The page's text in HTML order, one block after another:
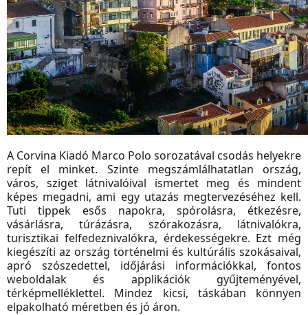
A Corvina Kiadó Marco Polo sorozatával csodás helyekre
repít el minket. Szinte megszámlálhatatlan ország,
város, sziget látnivalóival ismertet meg és mindent
képes megadni, ami egy utazás megtervezéséhez kell.
Tuti tippek esős napokra, spórolásra, étkezésre,
vásárlásra, túrázásra, szórakozásra, látnivalókra,
turisztikai felfedeznivalókra, érdekességekre. Ezt még
kiegészíti az ország történelmi és kultúrális szokásaival,
apró szószedettel, időjárási információkkal, fontos
weboldalak és applikációk gyűjteményével,
térképmelléklettel. Mindez kicsi, táskában könnyen
elpakolható méretben és jó áron.